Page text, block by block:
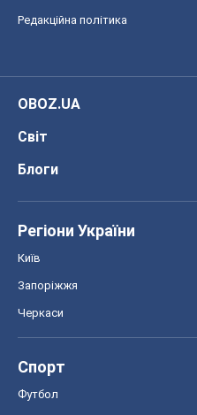
Редакційна політика
OBOZ.UA
Світ
Блоги
Регіони України
Київ
Запоріжжя
Черкаси
Спорт
Футбол